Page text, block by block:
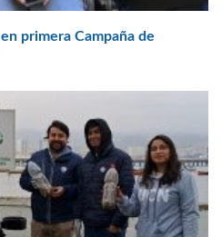
primera Campaña de